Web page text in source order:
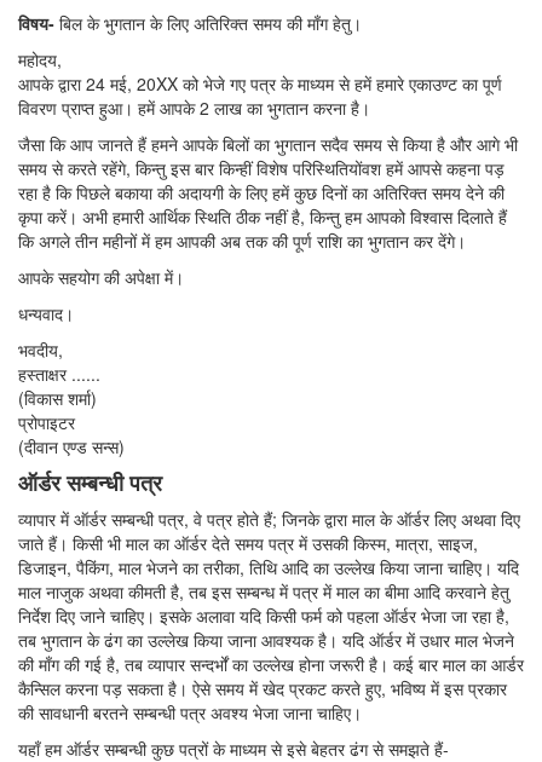
विषय- बिल के भुगतान के लिए अतिरिक्त समय की माँग हेतु।
महोदय,
आपके द्वारा 24 मई, 20XX को भेजे गए पत्र के माध्यम से हमें हमारे एकाउण्ट का पूर्ण
विवरण प्राप्त हुआ। हमें आपके 2 लाख का भुगतान करना है।
जैसा कि आप जानते हैं हमने आपके बिलों का भुगतान सदैव समय से किया है और आगे भी
समय से करते रहेंगे, किन्तु इस बार किन्हीं विशेष परिस्थितियोंवश हमें आपसे कहना पड़
रहा है कि पिछले बकाया की अदायगी के लिए हमें कुछ दिनों का अतिरिक्त समय देने की
कृपा करें। अभी हमारी आर्थिक स्थिति ठीक नहीं है, किन्तु हम आपको विश्वास दिलाते हैं
कि अगले तीन महीनों में हम आपकी अब तक की पूर्ण राशि का भुगतान कर देंगे।
आपके सहयोग की अपेक्षा में।
धन्यवाद।
भवदीय,
हस्ताक्षर ......
(विकास शर्मा)
प्रोपाइटर
(दीवान एण्ड सन्स)
ऑर्डर सम्बन्धी पत्र
व्यापार में ऑर्डर सम्बन्धी पत्र, वे पत्र होते हैं; जिनके द्वारा माल के ऑर्डर लिए अथवा दिए
जाते हैं। किसी भी माल का ऑर्डर देते समय पत्र में उसकी किस्म, मात्रा, साइज,
डिजाइन, पैकिंग, माल भेजने का तरीका, तिथि आदि का उल्लेख किया जाना चाहिए। यदि
माल नाजुक अथवा कीमती है, तब इस सम्बन्ध में पत्र में माल का बीमा आदि करवाने हेतु
निर्देश दिए जाने चाहिए। इसके अलावा यदि किसी फर्म को पहला ऑर्डर भेजा जा रहा है,
तब भुगतान के ढंग का उल्लेख किया जाना आवश्यक है। यदि ऑर्डर में उधार माल भेजने
की माँग की गई है, तब व्यापार सन्दर्भों का उल्लेख होना जरूरी है। कई बार माल का आर्डर
कैन्सिल करना पड़ सकता है। ऐसे समय में खेद प्रकट करते हुए, भविष्य में इस प्रकार
की सावधानी बरतने सम्बन्धी पत्र अवश्य भेजा जाना चाहिए।
यहाँ हम ऑर्डर सम्बन्धी कुछ पत्रों के माध्यम से इसे बेहतर ढंग से समझते हैं-